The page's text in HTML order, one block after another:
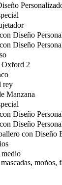
Diseño
Diseño
2
rey
Manzana
Diseño
Diseño
con Diseño
moños,